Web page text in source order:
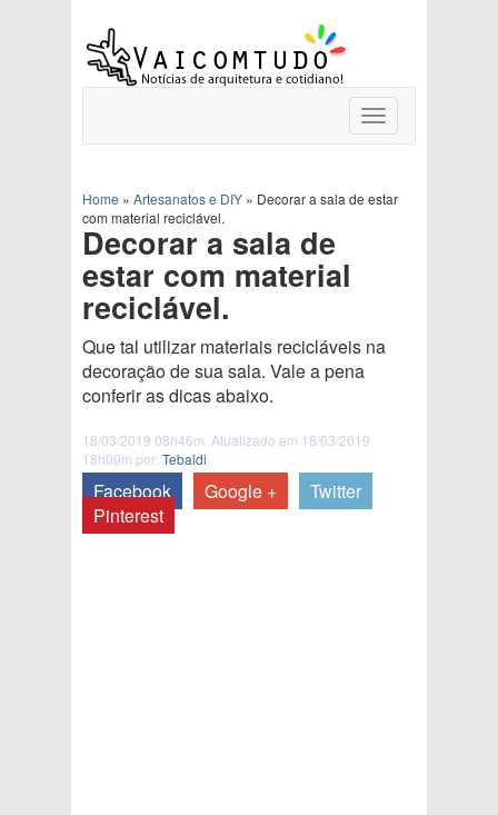
Toggle
navigation
Home » Artesanatos e DIY » Decorar a sala de estar
com material reciclável.
Decorar a sala de
estar com material
reciclável.
Que tal utilizar materiais recicláveis na
decoração de sua sala. Vale a pena
conferir as dicas abaixo.
18/03/2019 08h46m. Atualizado em 18/03/2019
18h09m por: Tebaldi
Facebook Google +
Twitter
Pinterest